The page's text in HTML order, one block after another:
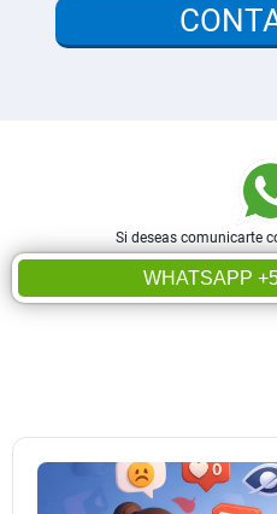
Si deseas comunicarte
WHATSAPP